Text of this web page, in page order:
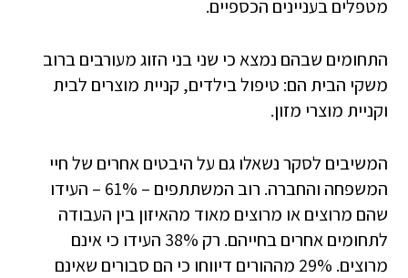
מטפלים בעניינים הכספיים.
התחומים שבהם נמצא כי שני בני הזוג מעורבים ברוב
משקי הבית הם: טיפול בילדים, קניית מוצרים לבית
וקניית מוצרי מזון.
המשיבים לסקר נשאלו גם על היבטים אחרים של חיי
המשפחה והחברה. רוב המשתתפים – 61% – העידו
שהם מרוצים או מרוצים מאוד מהאיזון בין העבודה
לתחומים אחרים בחייהם. רק 38% העידו כי אינם
מרוצים. 29% מההורים דיווחו כי הם סבורים שאינם